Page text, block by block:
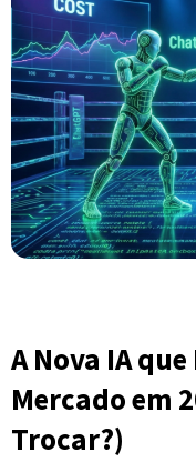
A Nova IA
Mercado em
Trocar?)